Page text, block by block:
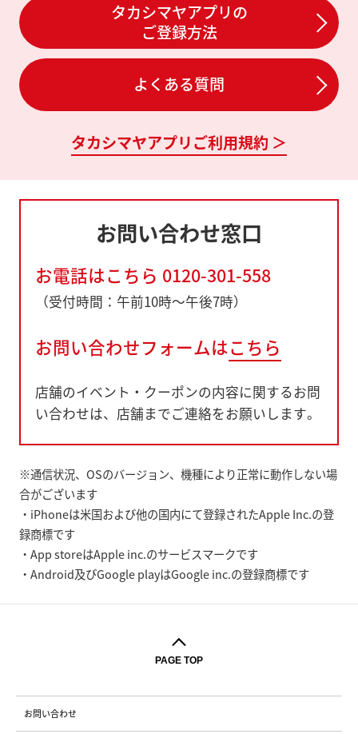
タカシマヤアプリの
ご登録方法
よくある質問
タカシマヤアプリご利用規約 ＞
お問い合わせ窓口
お電話はこちら 0120-301-558
（受付時間：午前10時～午後7時）
お問い合わせフォームはこちら
店舗のイベント・クーポンの内容に関するお問
い合わせは、店舗までご連絡をお願いします。
※通信状況、OSのバージョン、機種により正常に動作しない場
合がございます
・iPhoneは米国および他の国内にて登録されたApple Inc.の登
録商標です
・App storeはApple inc.のサービスマークです
・Android及びGoogle playはGoogle inc.の登録商標です
PAGE TOP
お問い合わせ